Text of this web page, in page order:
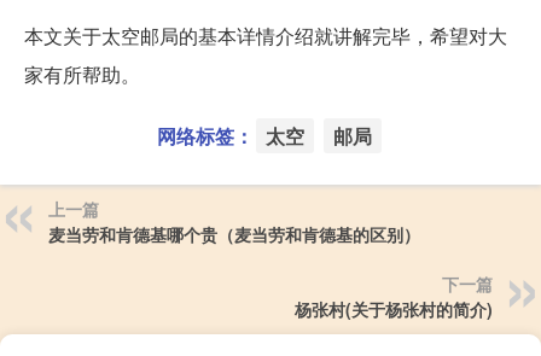
本文关于太空邮局的基本详情介绍就讲解完毕，希望对大
家有所帮助。
网络标签： 太空 邮局
上一篇
麦当劳和肯德基哪个贵（麦当劳和肯德基的区别）
下一篇
杨张村(关于杨张村的简介)